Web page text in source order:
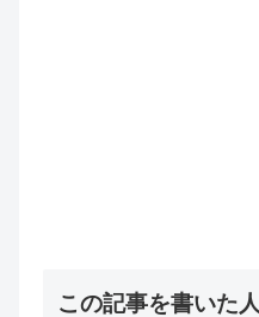
この記事を書いた人